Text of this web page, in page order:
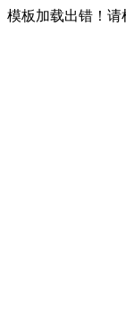
模板加载出错！请